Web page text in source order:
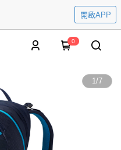
開啟APP
0
1/7